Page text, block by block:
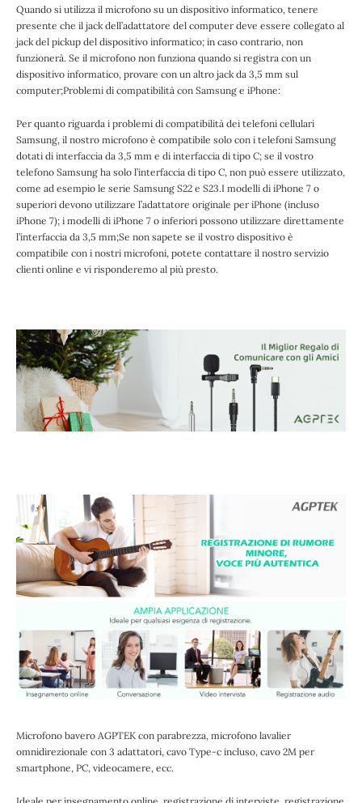
Quando si utilizza il microfono su un dispositivo informatico, tenere
presente che il jack dell’adattatore del computer deve essere collegato al
jack del pickup del dispositivo informatico; in caso contrario, non
funzionerà. Se il microfono non funziona quando si registra con un
dispositivo informatico, provare con un altro jack da 3,5 mm sul
computer;Problemi di compatibilità con Samsung e iPhone:
Per quanto riguarda i problemi di compatibilità dei telefoni cellulari
Samsung, il nostro microfono è compatibile solo con i telefoni Samsung
dotati di interfaccia da 3,5 mm e di interfaccia di tipo C; se il vostro
telefono Samsung ha solo l’interfaccia di tipo C, non può essere utilizzato,
come ad esempio le serie Samsung S22 e S23.I modelli di iPhone 7 o
superiori devono utilizzare l’adattatore originale per iPhone (incluso
iPhone 7); i modelli di iPhone 7 o inferiori possono utilizzare direttamente
l’interfaccia da 3,5 mm;Se non sapete se il vostro dispositivo è
compatibile con i nostri microfoni, potete contattare il nostro servizio
clienti online e vi risponderemo al più presto.
Microfono bavero AGPTEK con parabrezza, microfono lavalier
omnidirezionale con 3 adattatori, cavo Type-c incluso, cavo 2M per
smartphone, PC, videocamere, ecc.